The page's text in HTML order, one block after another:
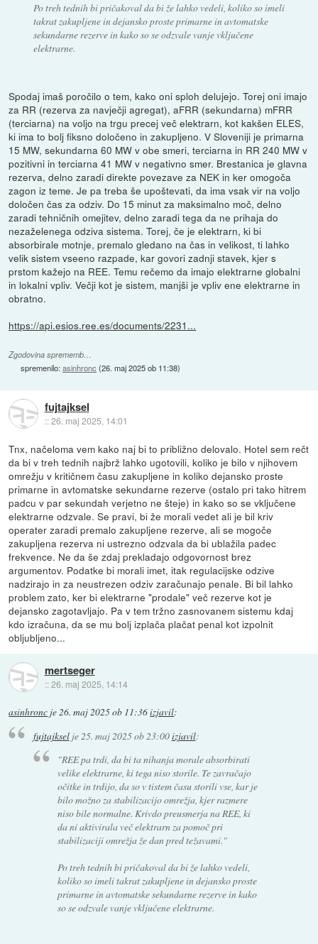
Po treh tednih bi pričakoval da bi že lahko vedeli, koliko so imeli
takrat zakupljene in dejansko proste primarne in avtomatske
sekundarne rezerve in kako so se odzvale vanje vključene
elektrarne.
Spodaj imaš poročilo o tem, kako oni sploh delujejo. Torej oni imajo
za RR (rezerva za navječji agregat), aFRR (sekundarna) mFRR
(terciarna) na voljo na trgu precej več elektrarn, kot kakšen ELES,
ki ima to bolj fiksno določeno in zakupljeno. V Sloveniji je primarna
15 MW, sekundarna 60 MW v obe smeri, terciarna in RR 240 MW v
pozitivni in terciarna 41 MW v negativno smer. Brestanica je glavna
rezerva, delno zaradi direkte povezave za NEK in ker omogoča
zagon iz teme. Je pa treba še upoštevati, da ima vsak vir na voljo
določen čas za odziv. Do 15 minut za maksimalno moč, delno
zaradi tehničnih omejitev, delno zaradi tega da ne prihaja do
nezaželenega odziva sistema. Torej, če je elektrarn, ki bi
absorbirale motnje, premalo gledano na čas in velikost, ti lahko
velik sistem vseeno razpade, kar govori zadnji stavek, kjer s
prstom kažejo na REE. Temu rečemo da imajo elektrarne globalni
in lokalni vpliv. Večji kot je sistem, manjši je vpliv ene elektrarne in
obratno.
https://api.esios.ree.es/documents/2231...
Zgodovina sprememb…
spremenilo:asinhronc (26. maj 2025 ob 11:38)
fujtajksel
::26. maj 2025, 14:01
Tnx, načeloma vem kako naj bi to približno delovalo. Hotel sem rečt
da bi v treh tednih najbrž lahko ugotovili, koliko je bilo v njihovem
omrežju v kritičnem času zakupljene in koliko dejansko proste
primarne in avtomatske sekundarne rezerve (ostalo pri tako hitrem
padcu v par sekundah verjetno ne šteje) in kako so se vključene
elektrarne odzvale. Se pravi, bi že morali vedet ali je bil kriv
operater zaradi premalo zakupljene rezerve, ali se mogoče
zakupljena rezerva ni ustrezno odzvala da bi ublažila padec
frekvence. Ne da še zdaj prekladajo odgovornost brez
argumentov. Podatke bi morali imet, itak regulacijske odzive
nadzirajo in za neustrezen odziv zaračunajo penale. Bi bil lahko
problem zato, ker bi elektrarne "prodale" več rezerve kot je
dejansko zagotavljajo. Pa v tem tržno zasnovanem sistemu kdaj
kdo izračuna, da se mu bolj izplača plačat penal kot izpolnit
obljubljeno...
mertseger
::26. maj 2025, 14:14
asinhronc je26. maj 2025 ob 11:36izjavil:
fujtajkselje25. maj 2025 ob 23:00izjavil:
"REE pa trdi, da bi ta nihanja morale absorbirati
velike elektrarne, ki tega niso storile. Te zavračajo
očitke in trdijo, da so v tistem času storili vse, kar je
bilo možno za stabilizacijo omrežja, kjer razmere
niso bile normalne. Krivdo preusmerja na REE, ki
da ni aktivirala več elektrarn za pomoč pri
stabilizaciji omrežja že dan pred težavami."
Po treh tednih bi pričakoval da bi že lahko vedeli,
koliko so imeli takrat zakupljene in dejansko proste
primarne in avtomatske sekundarne rezerve in kako
so se odzvale vanje vključene elektrarne.